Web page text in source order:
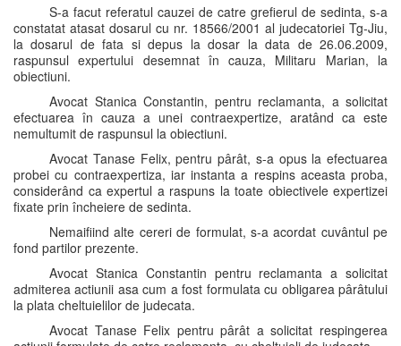
S-a facut referatul cauzei de catre grefierul de sedinta, s-a
constatat atasat dosarul cu nr. 18566/2001 al judecatoriei Tg-Jiu,
la dosarul de fata si depus la dosar la data de 26.06.2009,
raspunsul expertului desemnat în cauza, Militaru Marian, la
obiectiuni.
Avocat Stanica Constantin, pentru reclamanta, a solicitat
efectuarea în cauza a unei contraexpertize, aratând ca este
nemultumit de raspunsul la obiectiuni.
Avocat Tanase Felix, pentru pârât, s-a opus la efectuarea
probei cu contraexpertiza, iar instanta a respins aceasta proba,
considerând ca expertul a raspuns la toate obiectivele expertizei
fixate prin încheiere de sedinta.
Nemaifiind alte cereri de formulat, s-a acordat cuvântul pe
fond partilor prezente.
Avocat Stanica Constantin pentru reclamanta a solicitat
admiterea actiunii asa cum a fost formulata cu obligarea pârâtului
la plata cheltuielilor de judecata.
Avocat Tanase Felix pentru pârât a solicitat respingerea